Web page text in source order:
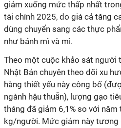
giảm xuống mức thấp nhất
tài chính 2025, do giá cả tăng
dùng chuyển sang các thực
như bánh mì và mì.
Theo một cuộc khảo sát người
Nhật Bản chuyên theo dõi xu
hàng thiết yếu này công bố
ngành hậu thuẫn), lượng gạo
tháng đã giảm 6,1% so với
kg/người. Mức giảm này tương